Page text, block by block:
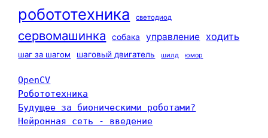
робототехника светодиод
сервомашинка собака управление ходить
шаг за шагом шаговый двигатель шилд юмор
OpenCV
Робототехника
Будущее за бионическими роботами?
Нейронная сеть - введение